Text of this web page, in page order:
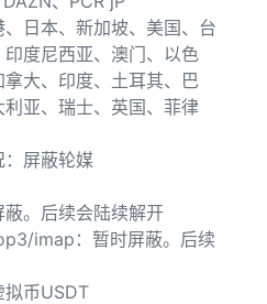
日本、新加坡、美国、台
度尼西亚、澳门、以色
大、印度、土耳其、巴
亚、瑞士、英国、菲律
屏蔽轮媒
。后续会陆续解开
imap：暂时屏蔽。后续
拟币USDT